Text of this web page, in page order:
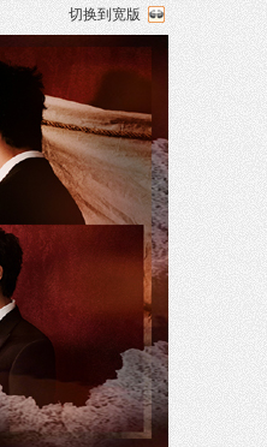
切换到宽版